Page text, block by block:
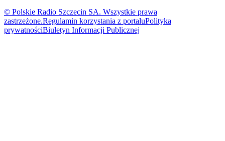
© Polskie Radio Szczecin SA. Wszystkie prawa
zastrzeżone.Regulamin korzystania z portaluPolityka
prywatnościBiuletyn Informacji Publicznej